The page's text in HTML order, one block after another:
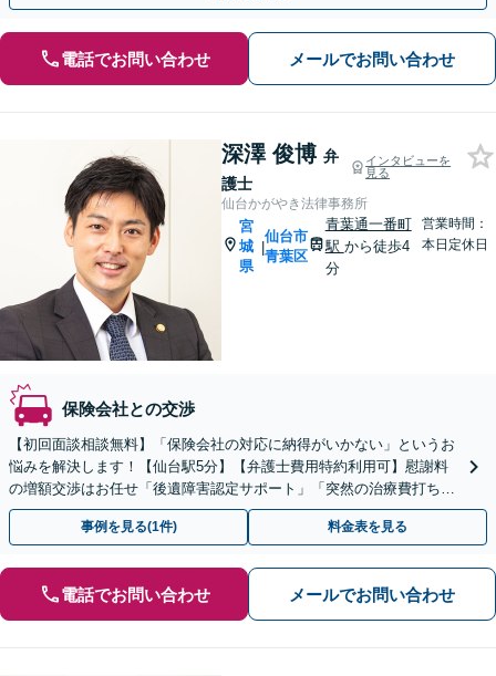
電話でお問い合わせ メールでお問い合わせ
深澤 俊博 弁
護士
インタビューを
見る
仙台かがやき法律事務所
宮
城
県
|
仙台市
青葉区
青葉通一番町
駅 から徒歩4
分
営業時間：
本日定休日
保険会社との交渉
【初回面談相談無料】「保険会社の対応に納得がいかない」というお
悩みを解決します！【仙台駅5分】【弁護士費用特約利用可】慰謝料
の増額交渉はお任せ「後遺障害認定サポート」「突然の治療費打ち切
りにも対応」【バリアフリー対応】
事例を見る(1件) 料金表を見る
電話でお問い合わせ メールでお問い合わせ